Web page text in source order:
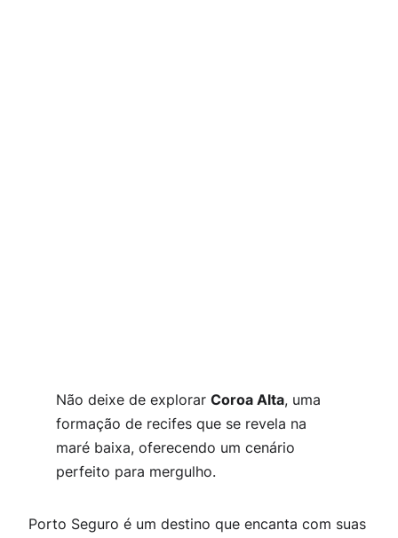
Não deixe de explorar Coroa Alta, uma
formação de recifes que se revela na
maré baixa, oferecendo um cenário
perfeito para mergulho.
Porto Seguro é um destino que encanta com suas